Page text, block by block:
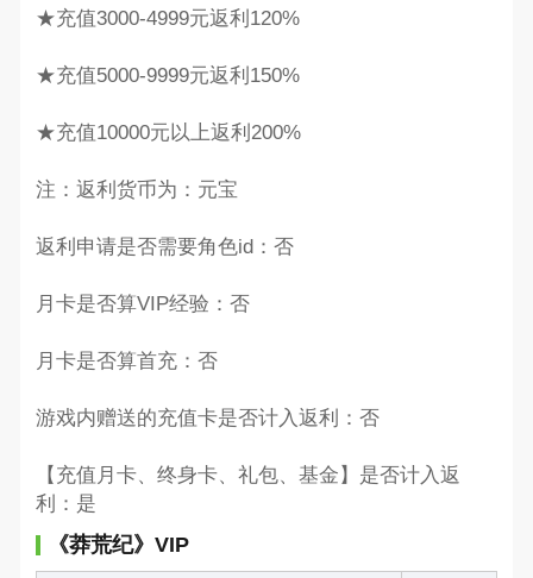
★充值3000-4999元返利120%
★充值5000-9999元返利150%
★充值10000元以上返利200%
注：返利货币为：元宝
返利申请是否需要角色id：否
月卡是否算VIP经验：否
月卡是否算首充：否
游戏内赠送的充值卡是否计入返利：否
【充值月卡、终身卡、礼包、基金】是否计入返
利：是
《莽荒纪》VIP